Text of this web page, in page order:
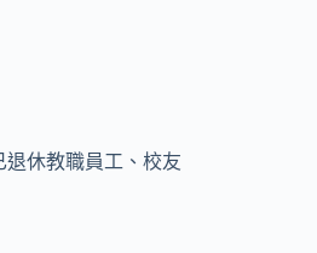
休教職員工、校友